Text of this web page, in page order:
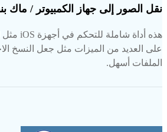
نقل الصور إلى جهاز الكمبيوتر / ماك
الملفات أسهل.